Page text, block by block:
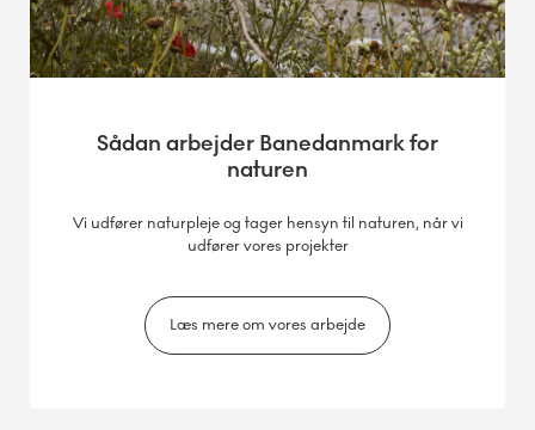
Sådan arbejder Banedanmark for
naturen
Vi udfører naturpleje og tager hensyn til naturen, når vi
udfører vores projekter
Læs mere om vores arbejde